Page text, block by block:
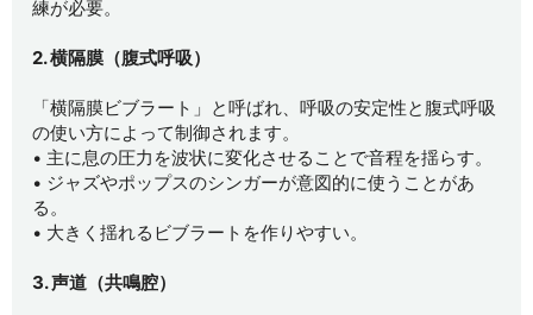
練が必要。
2. 横隔膜（腹式呼吸）
「横隔膜ビブラート」と呼ばれ、呼吸の安定性と腹式呼吸
の使い方によって制御されます。
• 主に息の圧力を波状に変化させることで音程を揺らす。
• ジャズやポップスのシンガーが意図的に使うことがあ
る。
• 大きく揺れるビブラートを作りやすい。
3. 声道（共鳴腔）